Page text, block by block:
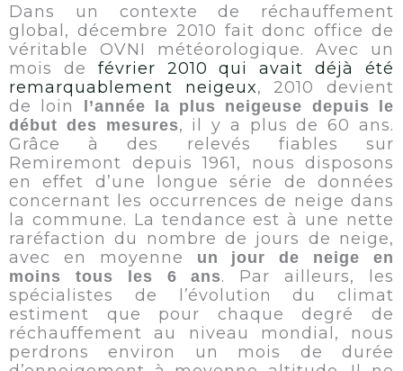
Dans un contexte de réchauffement
global, décembre 2010 fait donc office de
véritable OVNI météorologique. Avec un
mois de février 2010 qui avait déjà été
remarquablement neigeux, 2010 devient
de loin
l’année la plus neigeuse depuis le
début des mesures, il y a plus de 60 ans.
Grâce à des relevés fiables sur
Remiremont depuis 1961, nous disposons
en effet d’une longue série de données
concernant les occurrences de neige dans
la commune. La tendance est à une nette
raréfaction du nombre de jours de neige,
avec en moyenne
un jour de neige en
moins tous les 6 ans. Par ailleurs, les
spécialistes de l’évolution du climat
estiment que pour chaque degré de
réchauffement au niveau mondial, nous
perdrons environ un mois de durée